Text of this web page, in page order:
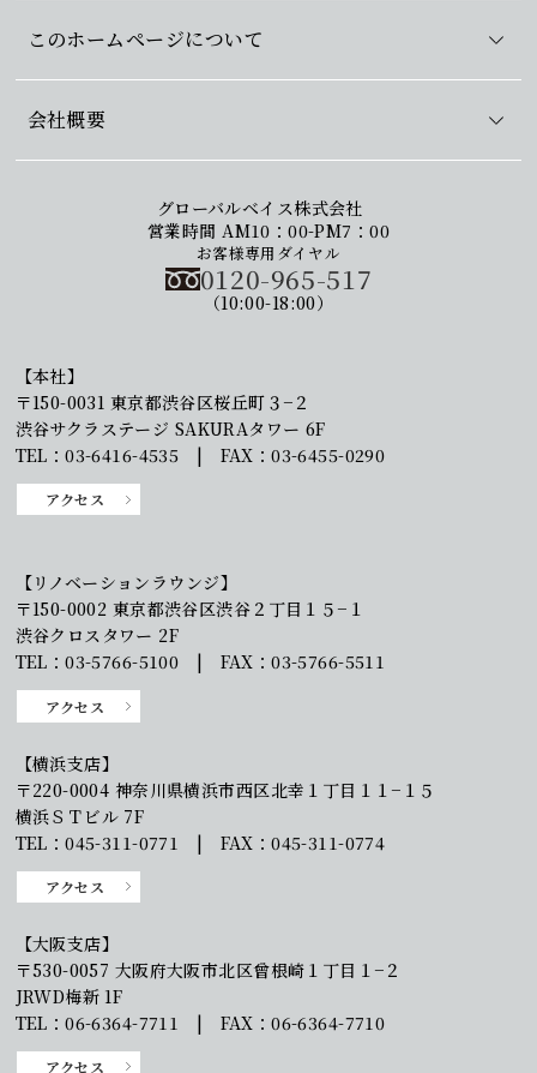
このホームページについて
会社概要
グローバルベイス株式会社
営業時間 AM10：00-PM7：00
お客様専用ダイヤル
0120-965-517
（10:00-18:00）
【本社】
〒150-0031 東京都渋谷区桜丘町３−２
渋谷サクラステージ SAKURAタワー 6F
TEL：03-6416-4535 | FAX：03-6455-0290
アクセス
【リノベーションラウンジ】
〒150-0002 東京都渋谷区渋谷２丁目１５−１
渋谷クロスタワー 2F
TEL：03-5766-5100 | FAX：03-5766-5511
アクセス
【横浜支店】
〒220-0004 神奈川県横浜市西区北幸１丁目１１−１５
横浜ＳＴビル 7F
TEL：045-311-0771 | FAX：045-311-0774
アクセス
【大阪支店】
〒530-0057 大阪府大阪市北区曾根崎１丁目１−２
JRWD梅新 1F
TEL：06-6364-7711 | FAX：06-6364-7710
アクセス